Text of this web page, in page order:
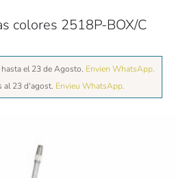
colores 2518P-BOX/C
el 23 de Agosto. Envien WhatsApp.
al 23 d'agost. Envieu WhatsApp.